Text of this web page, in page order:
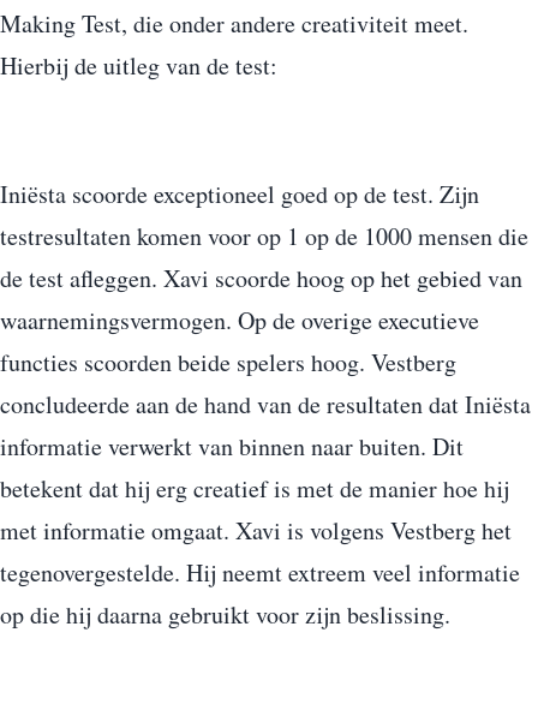
Making Test, die onder andere creativiteit meet.
Hierbij de uitleg van de test:
Iniësta scoorde exceptioneel goed op de test. Zijn
testresultaten komen voor op 1 op de 1000 mensen die
de test afleggen. Xavi scoorde hoog op het gebied van
waarnemingsvermogen. Op de overige executieve
functies scoorden beide spelers hoog. Vestberg
concludeerde aan de hand van de resultaten dat Iniësta
informatie verwerkt van binnen naar buiten. Dit
betekent dat hij erg creatief is met de manier hoe hij
met informatie omgaat. Xavi is volgens Vestberg het
tegenovergestelde. Hij neemt extreem veel informatie
op die hij daarna gebruikt voor zijn beslissing.